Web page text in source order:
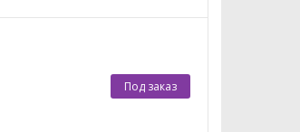
Под заказ